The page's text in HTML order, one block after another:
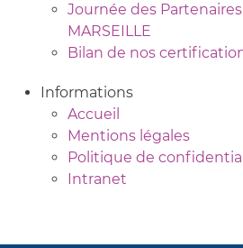
Journée des Partenaires
MARSEILLE
Bilan de nos
Informations
Accueil
Mentions légales
Politique de
Intranet